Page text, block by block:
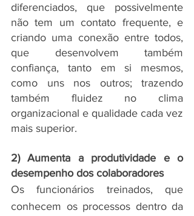
diferenciados, que possivelmente
não tem um contato frequente, e
criando uma conexão entre todos,
que desenvolvem também
confiança, tanto em si mesmos,
como uns nos outros; trazendo
também fluidez no clima
organizacional e qualidade cada vez
mais superior.
2) Aumenta a produtividade e o
desempenho dos colaboradores
Os funcionários treinados, que
conhecem os processos dentro da